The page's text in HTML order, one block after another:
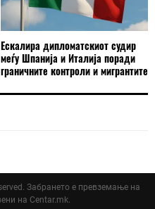
Ескалира дипломатскиот судир
меѓу Шпанија и Италија поради
граничните контроли и мигрантите
Забрането е превземање на
на Centar.mk.